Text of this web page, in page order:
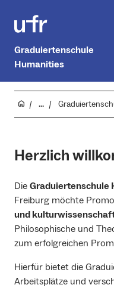
Graduiertenschule
Humanities
...
Herzlich
Die Graduiertenschule
Freiburg möchte
und
Philosophische und
zum erfolgreichen
Hierfür bietet die
Arbeitsplätze und